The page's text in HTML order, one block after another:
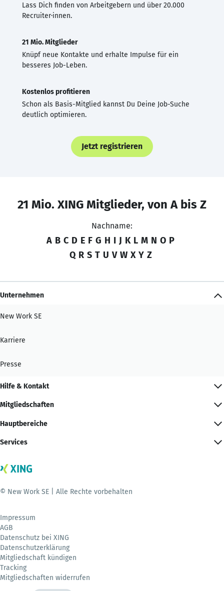
Lass Dich finden von Arbeitgebern und über 20.000
Recruiter·innen.
21 Mio. Mitglieder
Knüpf neue Kontakte und erhalte Impulse für ein
besseres Job-Leben.
Kostenlos profitieren
Schon als Basis-Mitglied kannst Du Deine Job-Suche
deutlich optimieren.
Jetzt registrieren
21 Mio. XING Mitglieder, von A bis Z
Nachname:
A B C D E F G H I J K L M N O P
Q R S T U V W X Y Z
Unternehmen
New Work SE
Karriere
Presse
Hilfe & Kontakt
Mitgliedschaften
Hauptbereiche
Services
© New Work SE | Alle Rechte vorbehalten
Impressum
AGB
Datenschutz bei XING
Datenschutzerklärung
Mitgliedschaft kündigen
Tracking
Mitgliedschaften widerrufen